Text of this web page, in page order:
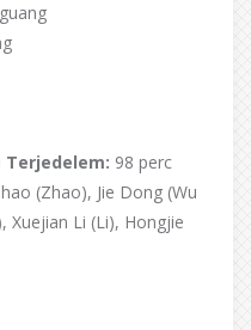
Terjedelem: 98 perc
(Zhao), Jie Dong (Wu
Xuejian Li (Li), Hongjie